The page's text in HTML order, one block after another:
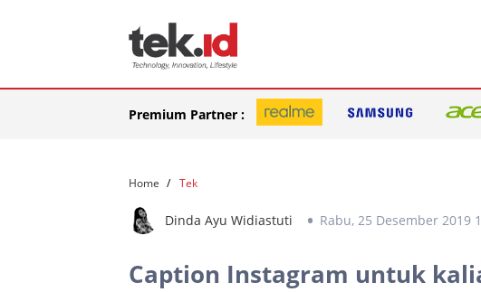
Premium Partner :
Home Tek
Dinda Ayu Widiastuti Rabu, 25 Desember 2019
Caption Instagram untuk